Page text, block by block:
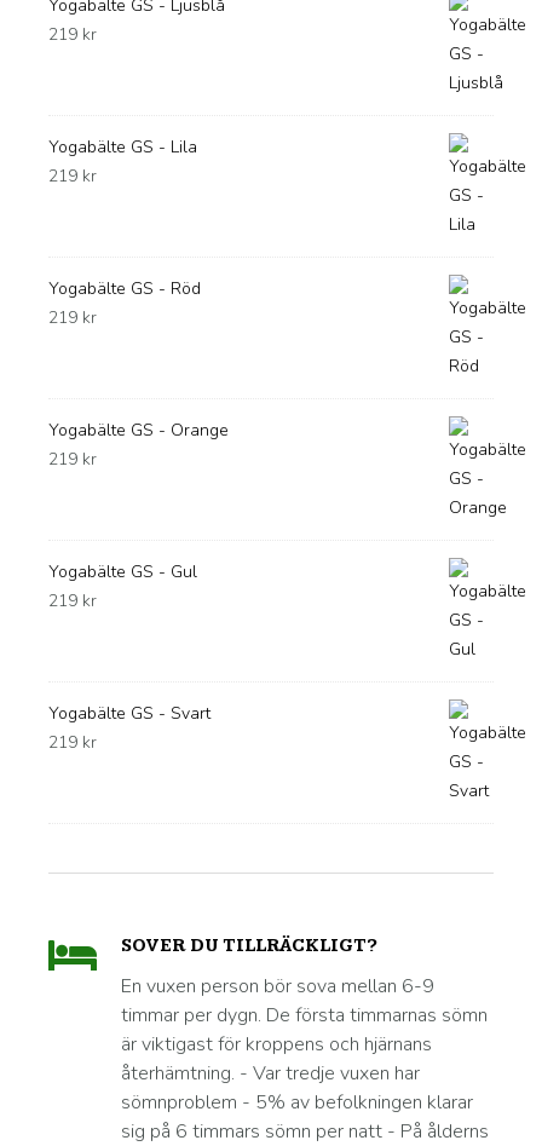
Yogabälte GS - Ljusblå
219 kr
Yogabälte GS - Lila
219 kr
Yogabälte GS - Röd
219 kr
Yogabälte GS - Orange
219 kr
Yogabälte GS - Gul
219 kr
Yogabälte GS - Svart
219 kr
SOVER DU TILLRÄCKLIGT?
En vuxen person bör sova mellan 6-9
timmar per dygn. De första timmarnas sömn
är viktigast för kroppens och hjärnans
återhämtning. - Var tredje vuxen har
sömnproblem - 5% av befolkningen klarar
sig på 6 timmars sömn per natt - På ålderns